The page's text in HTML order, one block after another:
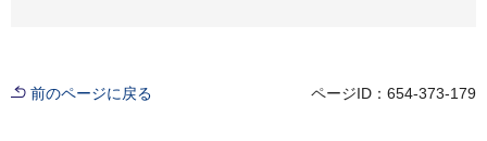
前のページに戻る ページID：654-373-179